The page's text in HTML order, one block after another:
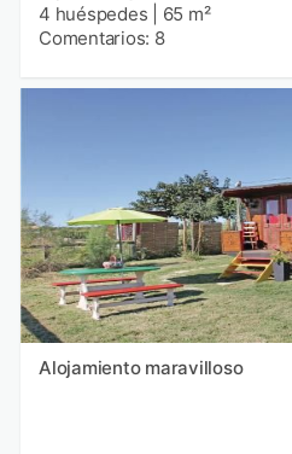
4 huéspedes
65 m²
Comentarios: 8
Alojamiento maravilloso